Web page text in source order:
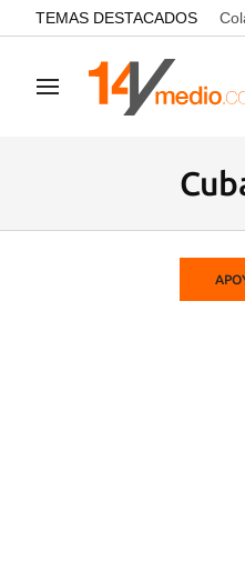
common.go-to-content
TEMAS DESTACADOS
Navegación